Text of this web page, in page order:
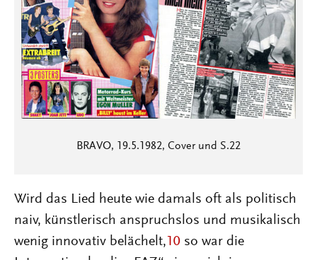
BRAVO, 19.5.1982, Cover und S.22
Wird das Lied heute wie damals oft als politisch
naiv, künstlerisch anspruchslos und musikalisch
wenig innovativ belächelt, 10 so war die